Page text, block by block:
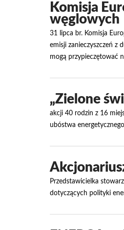
Komisja
węglowych
31 lipca br. Komisja
emisji zanieczyszczeń z
mogą przypieczętować
„Zielone
akcji 40 rodzin z 16
ubóstwa
Przedstawicielka
dotyczących polityki